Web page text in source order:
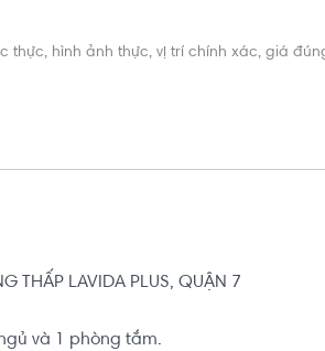
thực, hình ảnh thực, vị trí chính xác, giá
THẤP LAVIDA PLUS, QUẬN 7